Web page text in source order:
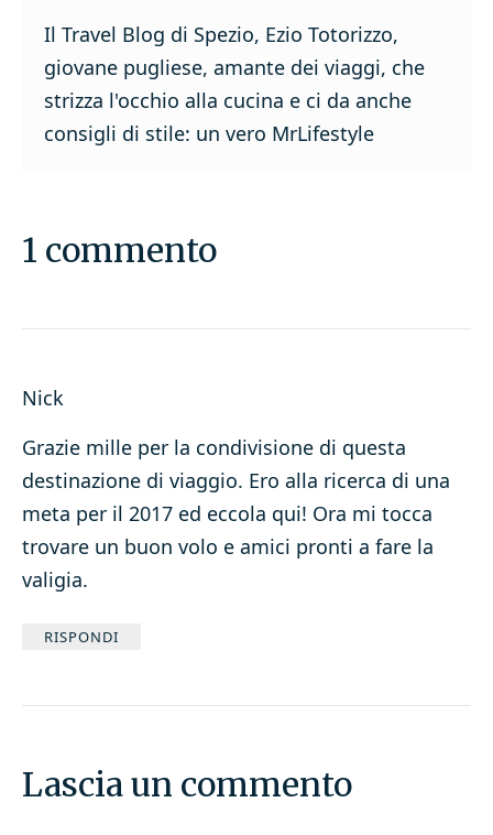
Il Travel Blog di Spezio, Ezio Totorizzo,
giovane pugliese, amante dei viaggi, che
strizza l'occhio alla cucina e ci da anche
consigli di stile: un vero MrLifestyle
1 commento
Nick
Grazie mille per la condivisione di questa
destinazione di viaggio. Ero alla ricerca di una
meta per il 2017 ed eccola qui! Ora mi tocca
trovare un buon volo e amici pronti a fare la
valigia.
RISPONDI
Lascia un commento